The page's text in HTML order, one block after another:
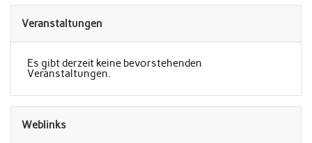
Veranstaltungen
Es gibt derzeit keine bevorstehenden
Veranstaltungen.
Weblinks